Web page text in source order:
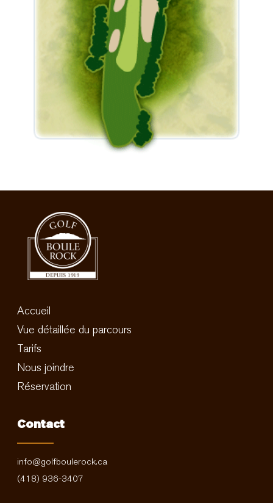
Accueil
Vue détaillée du parcours
Tarifs
Nous joindre
Réservation
Contact
info@golfboulerock.ca
(418) 936-3407